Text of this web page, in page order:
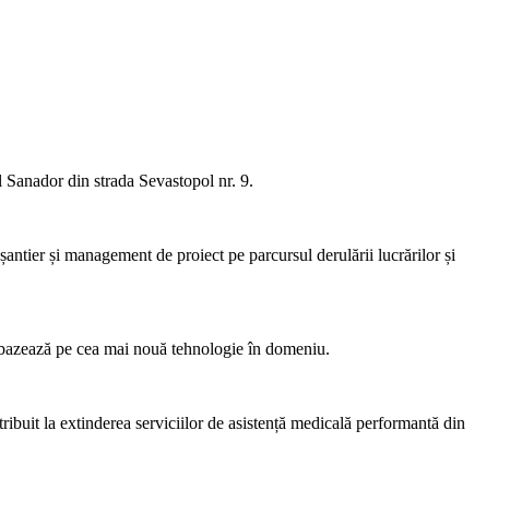
din strada Sevastopol nr. 9.
și management de proiect pe parcursul derulării lucrărilor și
pe cea mai nouă tehnologie în domeniu.
la extinderea serviciilor de asistență medicală performantă din